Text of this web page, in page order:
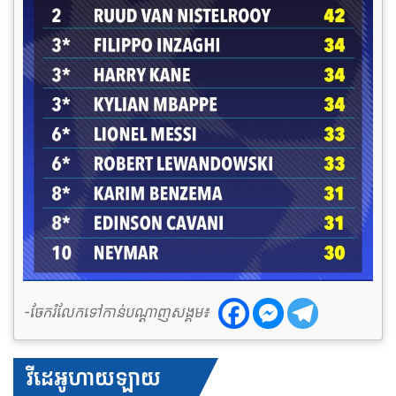
-ចែករំលែកទៅកាន់បណ្តាញសង្គម៖
វីដេអូហាយឡាយ